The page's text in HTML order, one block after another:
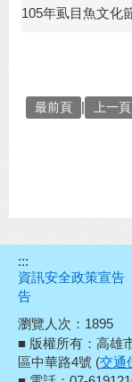
105年虱目魚文化
最前頁 | 上一頁
:::
資訊安全政策宣告
告
瀏覽人次： 1895
■ 版權所有：高雄
區中華路4號 (交通